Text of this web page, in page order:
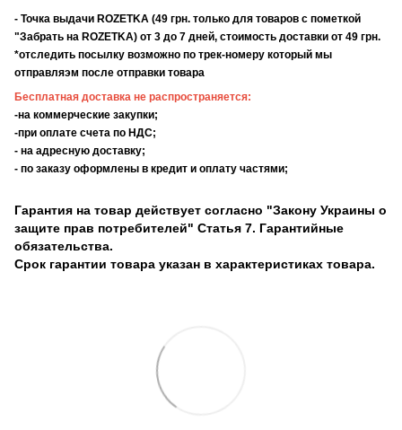
- Точка выдачи ROZETKA (49 грн. только для товаров с пометкой
"Забрать на ROZETKA) от 3 до 7 дней, стоимость доставки от 49 грн.
*отследить посылку возможно по трек-номеру который мы
отправляэм после отправки товара
Бесплатная доставка не распространяется:
-на коммерческие закупки;
-при оплате счета по НДС;
- на адресную доставку;
- по заказу оформлены в кредит и оплату частями;
Гарантия на товар действует согласно "Закону Украины о
защите прав потребителей" Статья 7. Гарантийные
обязательства.
Срок гарантии товара указан в характеристиках товара.